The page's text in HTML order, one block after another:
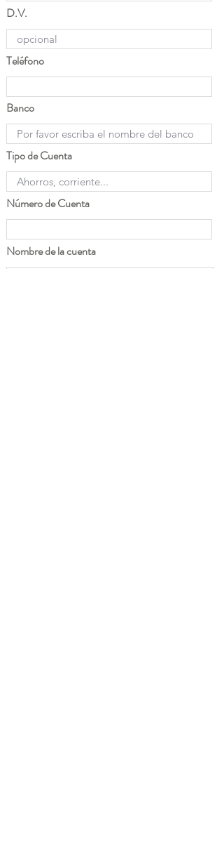
D.V.
Teléfono
Banco
Tipo de Cuenta
Número de Cuenta
Nombre de la cuenta